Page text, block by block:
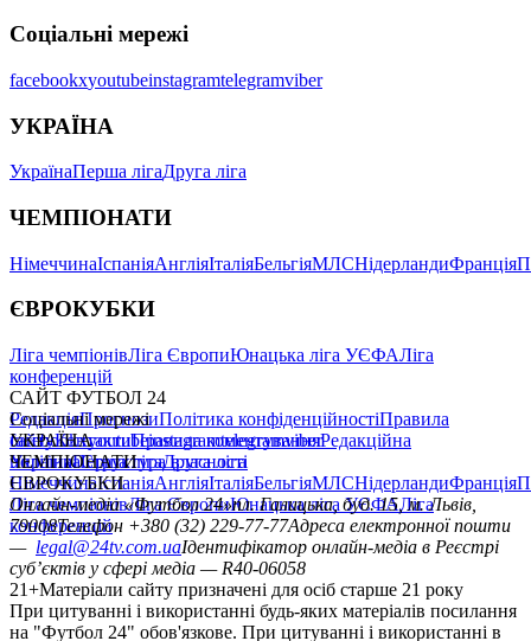
Соціальні мережі
facebookxyoutubeinstagramtelegramviber
УКРАЇНА
УкраїнаПерша лігаДруга ліга
ЧЕМПІОНАТИ
НімеччинаІспаніяАнгліяІталіяБельгіяМЛСНідерландиФранція
ЄВРОКУБКИ
Ліга чемпіонівЛіга ЄвропиЮнацька ліга УЄФАЛіга
конференцій
САЙТ ФУТБОЛ 24
РедакціяПрогнозиПолітика конфіденційностіПравила
сайтуКонтактиПравила коментуванняРедакційна
політикаСтруктура власності
Соціальні мережі
facebookxyoutubeinstagramtelegramviber
УКРАЇНА
УкраїнаПерша лігаДруга ліга
ЧЕМПІОНАТИ
НімеччинаІспаніяАнгліяІталіяБельгіяМЛСНідерландиФранція
ЄВРОКУБКИ
Ліга чемпіонівЛіга ЄвропиЮнацька ліга УЄФАЛіга
конференцій
Онлайн-медіа «Футбол 24»пл. Галицька, буд. 15, м. Львів,
79008Телефон +380 (32) 229-77-77Адреса електронної пошти
— legal@24tv.com.uaІдентифікатор онлайн-медіа в Реєстрі
суб’єктів у сфері медіа — R40-06058
21+Матеріали сайту призначені для осіб старше 21 року
При цитуванні і використанні будь-яких матеріалів посилання
на "Футбол 24" обов'язкове. При цитуванні і використанні в